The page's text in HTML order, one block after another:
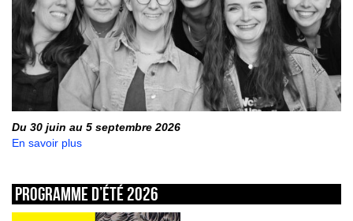
Du 30 juin au 5 septembre 2026
En savoir plus
Programme d’été 2026